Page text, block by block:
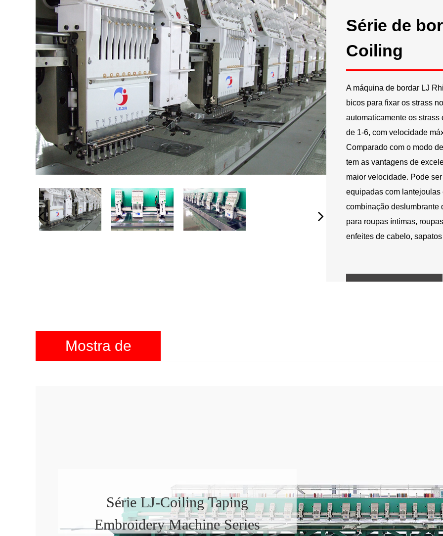
Série de
Coiling
A máquina de bordar LJ
bicos para fixar os strass
automaticamente os
de 1-6, com velocidade
Comparado com o modo
tem as vantagens de
maior velocidade. Pode
equipadas com lantejoulas
combinação deslumbrante
para roupas íntimas,
enfeites de cabelo,
Mostra de
Série LJ-Coiling Taping
Embroidery Machine Series